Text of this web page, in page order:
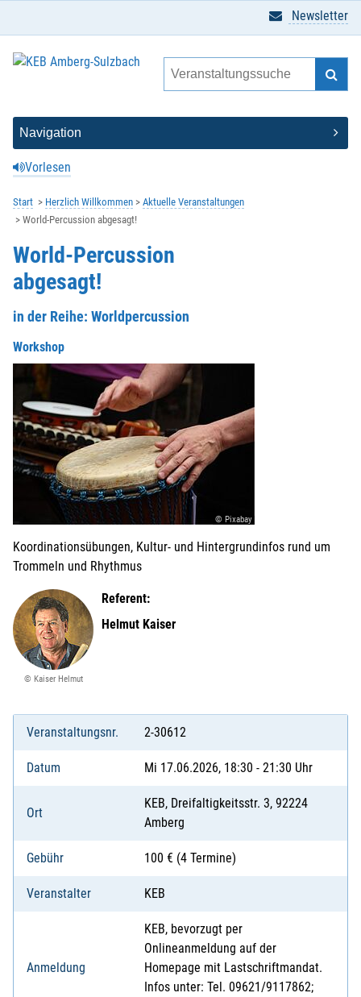
Vorlesen
Newsletter
Start Herzlich Willkommen
Aktuelle Veranstaltungen
World-Percussion abgesagt!
World-Percussion
abgesagt!
in der Reihe: Worldpercussion
Workshop
© Pixabay
Koordinationsübungen, Kultur- und Hintergrundinfos rund um
Trommeln und Rhythmus
© Kaiser Helmut
Referent:
Helmut Kaiser
Veranstaltungsnr. 2-30612
Datum Mi 17.06.2026, 18:30 - 21:30 Uhr
Ort
KEB, Dreifaltigkeitsstr. 3, 92224
Amberg
Gebühr 100 € (4 Termine)
Veranstalter KEB
Anmeldung
KEB, bevorzugt per
Onlineanmeldung auf der
Homepage mit Lastschriftmandat.
Infos unter: Tel. 09621/9117862;